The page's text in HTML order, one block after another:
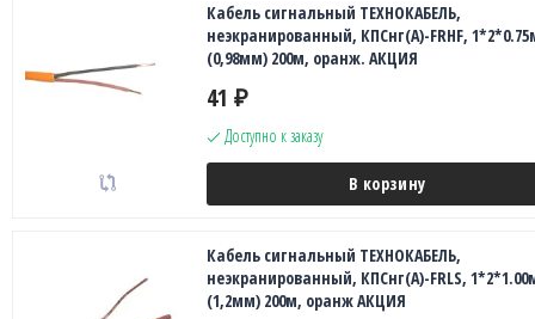
Кабель сигнальный ТЕХНОКАБЕЛЬ,
неэкранированный, КПСнг(А)-FRHF,
(0,98мм) 200м, оранж. АКЦИЯ
41 ₽
Доступно к заказу
В корзину
Кабель сигнальный ТЕХНОКАБЕЛЬ,
неэкранированный, КПСнг(А)-FRLS,
(1,2мм) 200м, оранж АКЦИЯ